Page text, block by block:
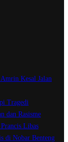
Kesal Jalan
Tragedi
dan Rasisme
Libas
di Nobar Benteng